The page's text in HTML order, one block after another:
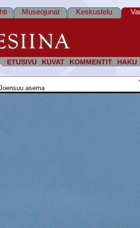
ETUSIVU KUVAT KOMMENTIT HAKU
Museojunat Keskustelu
asema